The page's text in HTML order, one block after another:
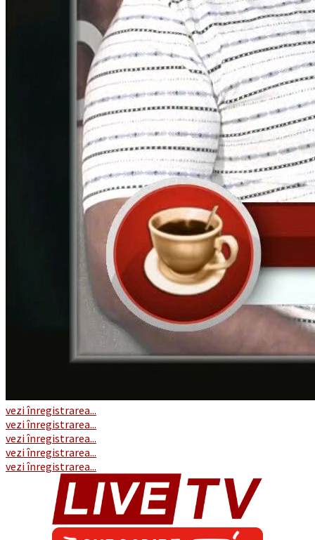
vezi înregistrarea...
vezi înregistrarea...
vezi înregistrarea...
vezi înregistrarea...
vezi înregistrarea...